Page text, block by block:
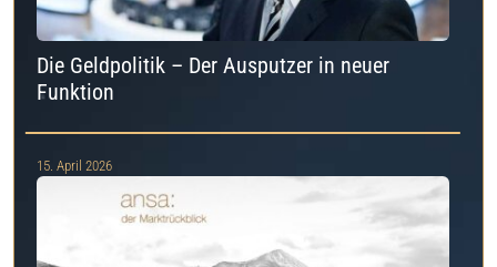
Die Geldpolitik – Der Ausputzer in neuer
Funktion
15. April 2026